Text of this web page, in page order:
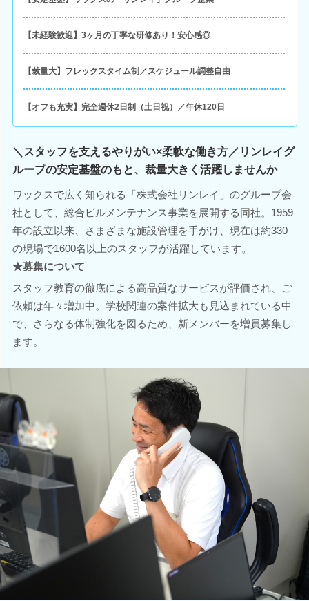
【未経験歓迎】3ヶ月の丁寧な研修あり！安心感◎
【裁量大】フレックスタイム制／スケジュール調整自由
【オフも充実】完全週休2日制（土日祝）／年休120日
＼スタッフを支えるやりがい×柔軟な働き方／リンレイグ
ループの安定基盤のもと、裁量大きく活躍しませんか
ワックスで広く知られる「株式会社リンレイ」のグループ会
社として、総合ビルメンテナンス事業を展開する同社。1959
年の設立以来、さまざまな施設管理を手がけ、現在は約330
の現場で1600名以上のスタッフが活躍しています。
★募集について
スタッフ教育の徹底による高品質なサービスが評価され、ご
依頼は年々増加中。学校関連の案件拡大も見込まれている中
で、さらなる体制強化を図るため、新メンバーを増員募集し
ます。